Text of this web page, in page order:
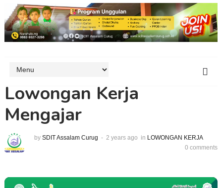
Lowongan Kerja
Mengajar
by SDIT Assalam Curug 2 years ago in LOWONGAN KERJA
0 comments